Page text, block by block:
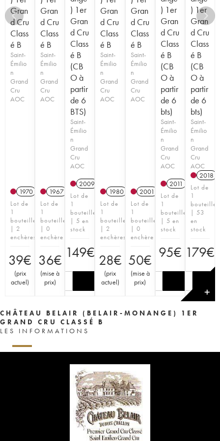
Gran
d Cru
Class
é B
Saint-
Émilio
n
Grand
Cru
AOC
1970
Lot de
1
bouteille
| 2
enchères
39€
(prix
actuel)
Gran
d Cru
Class
é B
Saint-
Émilio
n
Grand
Cru
AOC
1967
Lot de
1
bouteille
| 0
enchère
36€
(mise à
prix)
) 1er
Gran
d Cru
Class
é B
(CB
O à
partir
de 6
BTS)
Saint-
Émilio
n
Grand
Cru
AOC
2009
Lot de
1
bouteille
| 5 en
stock
149€
Gran
d Cru
Class
é B
Saint-
Émilio
n
Grand
Cru
AOC
1980
Lot de
1
bouteille
| 2
enchères
28€
(prix
actuel)
Gran
d Cru
Class
é B
Saint-
Émilio
n
Grand
Cru
AOC
2001
Lot de
1
bouteille
| 0
enchère
50€
(mise à
prix)
) 1er
Gran
d Cru
Class
é B
(CB
O à
partir
de 6
bts)
Saint-
Émilio
n
Grand
Cru
AOC
2011 T
Lot de
1
bouteille
| 5 en
stock
95€
) 1er
Gran
d Cru
Class
é B
(CB
O à
partir
de 6
bts)
Saint-
Émilio
n
Grand
Cru
AOC
2018
Lot de
1
bouteille
| 53
en
stock
179€
✕
CHÂTEAU BELAIR (BELAIR-MONANGE) 1ER
GRAND CRU CLASSÉ B
LES INFORMATIONS